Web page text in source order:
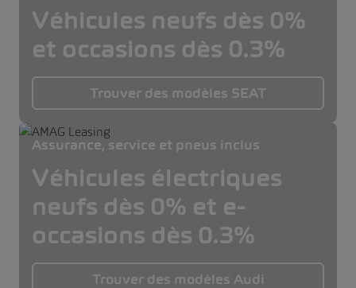
Véhicules neufs dès 0%
et occasions dès 0.3%
Trouver des modèles SEAT
Assurance, service et pneus inclus
Véhicules électriques
neufs dès 0% et e-
occasions dès 0.3%
Trouver des modèles Audi